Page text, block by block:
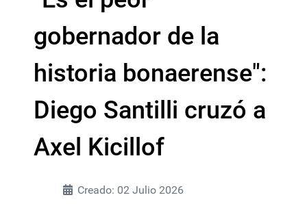
gobernador de la
historia bonaerense":
Diego Santilli cruzó a
Axel Kicillof
Creado: 02 Julio 2026